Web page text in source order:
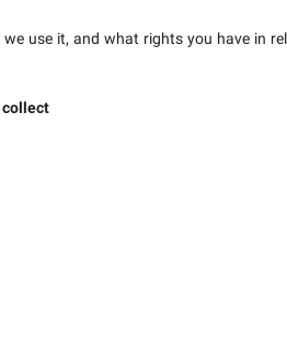
use it, and what rights you have in